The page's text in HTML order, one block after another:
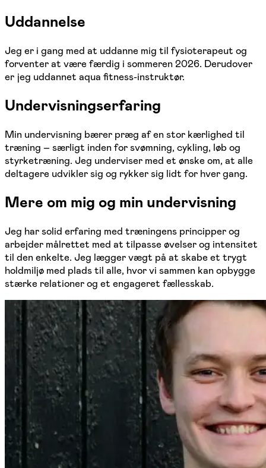
Uddannelse
Jeg er i gang med at uddanne mig til fysioterapeut og
forventer at være færdig i sommeren 2026. Derudover
er jeg uddannet aqua fitness-instruktør.
Undervisningserfaring
Min undervisning bærer præg af en stor kærlighed til
træning – særligt inden for svømning, cykling, løb og
styrketræning. Jeg underviser med et ønske om, at alle
deltagere udvikler sig og rykker sig lidt for hver gang.
Mere om mig og min undervisning
Jeg har solid erfaring med træningens principper og
arbejder målrettet med at tilpasse øvelser og intensitet
til den enkelte. Jeg lægger vægt på at skabe et trygt
holdmiljø med plads til alle, hvor vi sammen kan opbygge
stærke relationer og et engageret fællesskab.